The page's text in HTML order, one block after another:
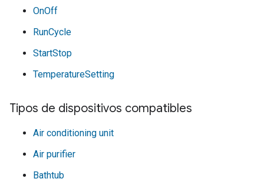
OnOff
RunCycle
StartStop
TemperatureSetting
Tipos de dispositivos compatibles
Air conditioning unit
Air purifier
Bathtub